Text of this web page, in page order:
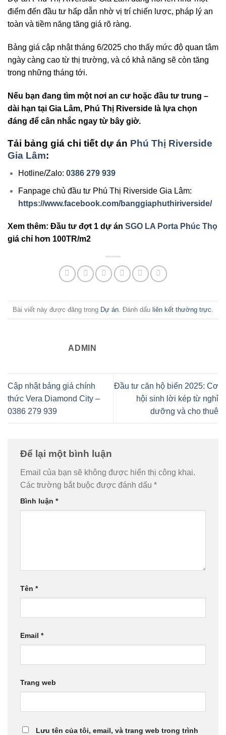
điểm đến đầu tư hấp dẫn nhờ vị trí chiến lược, pháp lý an
toàn và tiềm năng tăng giá rõ ràng.
Bảng giá cập nhật tháng 6/2025 cho thấy mức độ quan tâm
ngày càng cao từ thị trường, và có khả năng sẽ còn tăng
trong những tháng tới.
Nếu bạn đang tìm một nơi an cư hoặc đầu tư trung –
dài hạn tại Gia Lâm, Phú Thị Riverside là lựa chọn
đáng để cân nhắc ngay từ bây giờ.
Tải bảng giá chi tiết dự án Phú Thị Riverside
Gia Lâm:
Hotline/Zalo: 0386 279 939
Fanpage chủ đầu tư Phú Thị Riverside Gia Lâm:
https://www.facebook.com/banggiaphuthiriverside/
Xem thêm: Đầu tư đợt 1 dự án SGO LA Porta Phúc Thọ
giá chỉ hơn 100TR/m2
Bài viết này được đăng trong Dự án . Đánh dấu liên kết thường trực
ADMIN
Cập nhật bảng giá chính
thức Vera Diamond City –
0386 279 939
Đầu tư căn hộ biển 2025: Cơ
hội sinh lời kép từ nghỉ
dưỡng và cho thuê
Để lại một bình luận
Email của bạn sẽ không được hiển thị công khai.
Các trường bắt buộc được đánh dấu *
Bình luận *
Tên *
Email *
Trang web
Lưu tên của tôi, email, và trang web trong trình